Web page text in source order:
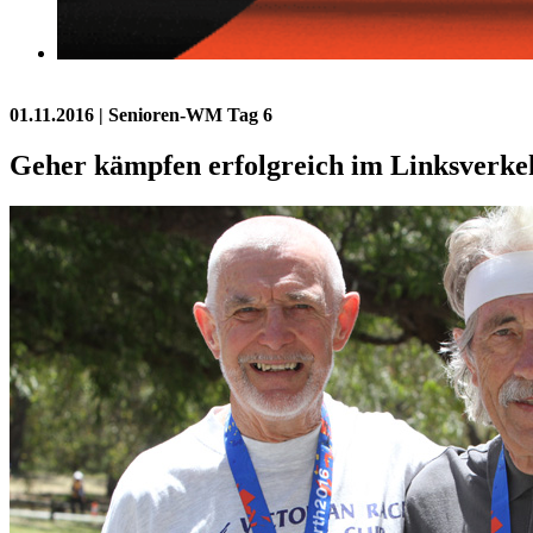
01.11.2016 | Senioren-WM Tag 6
Geher kämpfen erfolgreich im